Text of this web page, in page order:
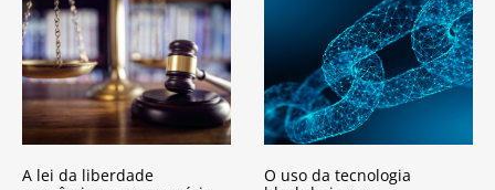
A lei da liberdade
O uso da tecnologia